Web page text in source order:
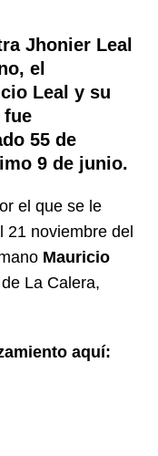
Jhonier Leal
el
Leal y su
fue
55 de
9 de junio.
el que se le
21 noviembre del
Mauricio
La Calera,
aquí: